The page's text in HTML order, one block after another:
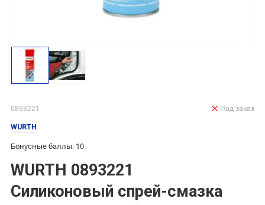
0893221
WURTH
Бонусные баллы: 10
WURTH 0893221
Силиконовый спрей-смазка
Под заказ